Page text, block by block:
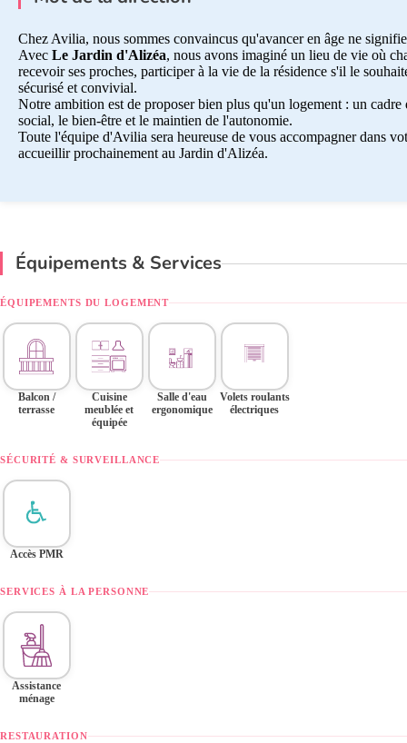
Chez Avilia, nous sommes convaincus qu'avancer en âge ne
Avec Le Jardin d'Alizéa, nous avons imaginé un lieu de vie où
recevoir ses proches, participer à la vie de la résidence s'il le
sécurisé et convivial.
Notre ambition est de proposer bien plus qu'un logement : un
social, le bien-être et le maintien de l'autonomie.
Toute l'équipe d'Avilia sera heureuse de vous accompagner dans
accueillir prochainement au Jardin d'Alizéa.
Équipements & Services
ÉQUIPEMENTS DU LOGEMENT
Balcon /
terrasse
Cuisine
meublée et
équipée
Salle d'eau
ergonomique
Volets roulants
électriques
SÉCURITÉ & SURVEILLANCE
Accès PMR
SERVICES À LA PERSONNE
Assistance
ménage
RESTAURATION